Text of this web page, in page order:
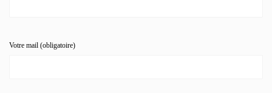
Votre mail (obligatoire)